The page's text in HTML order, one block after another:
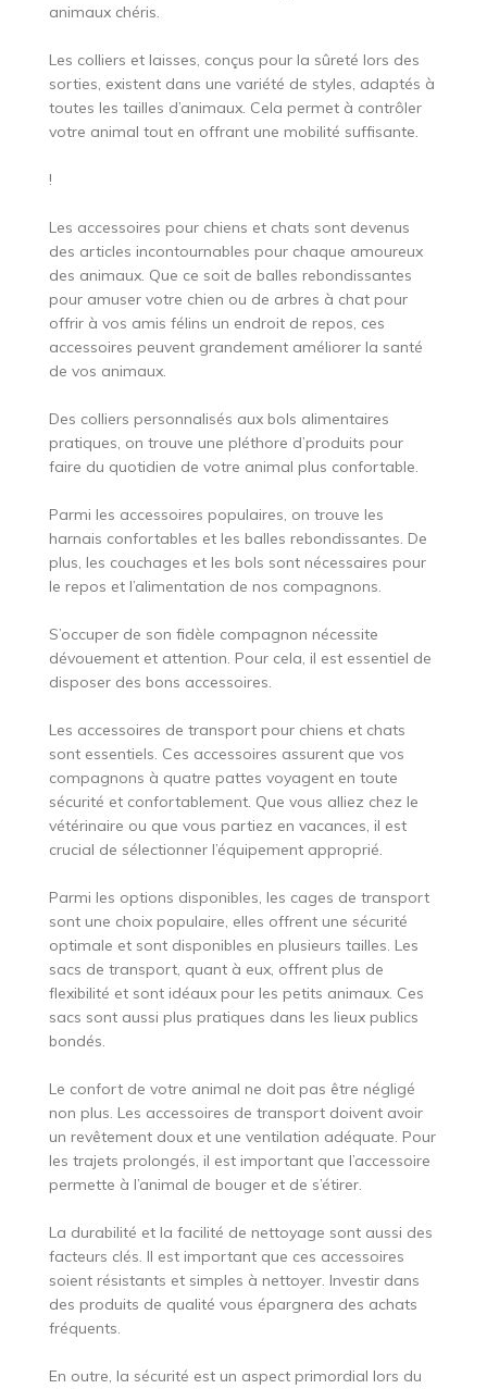
animaux chéris.
Les colliers et laisses, conçus pour la sûreté lors des
sorties, existent dans une variété de styles, adaptés à
toutes les tailles d’animaux. Cela permet à contrôler
votre animal tout en offrant une mobilité suffisante.
!
Les accessoires pour chiens et chats sont devenus
des articles incontournables pour chaque amoureux
des animaux. Que ce soit de balles rebondissantes
pour amuser votre chien ou de arbres à chat pour
offrir à vos amis félins un endroit de repos, ces
accessoires peuvent grandement améliorer la santé
de vos animaux.
Des colliers personnalisés aux bols alimentaires
pratiques, on trouve une pléthore d’produits pour
faire du quotidien de votre animal plus confortable.
Parmi les accessoires populaires, on trouve les
harnais confortables et les balles rebondissantes. De
plus, les couchages et les bols sont nécessaires pour
le repos et l’alimentation de nos compagnons.
S’occuper de son fidèle compagnon nécessite
dévouement et attention. Pour cela, il est essentiel de
disposer des bons accessoires.
Les accessoires de transport pour chiens et chats
sont essentiels. Ces accessoires assurent que vos
compagnons à quatre pattes voyagent en toute
sécurité et confortablement. Que vous alliez chez le
vétérinaire ou que vous partiez en vacances, il est
crucial de sélectionner l’équipement approprié.
Parmi les options disponibles, les cages de transport
sont une choix populaire, elles offrent une sécurité
optimale et sont disponibles en plusieurs tailles. Les
sacs de transport, quant à eux, offrent plus de
flexibilité et sont idéaux pour les petits animaux. Ces
sacs sont aussi plus pratiques dans les lieux publics
bondés.
Le confort de votre animal ne doit pas être négligé
non plus. Les accessoires de transport doivent avoir
un revêtement doux et une ventilation adéquate. Pour
les trajets prolongés, il est important que l’accessoire
permette à l’animal de bouger et de s’étirer.
La durabilité et la facilité de nettoyage sont aussi des
facteurs clés. Il est important que ces accessoires
soient résistants et simples à nettoyer. Investir dans
des produits de qualité vous épargnera des achats
fréquents.
En outre, la sécurité est un aspect primordial lors du